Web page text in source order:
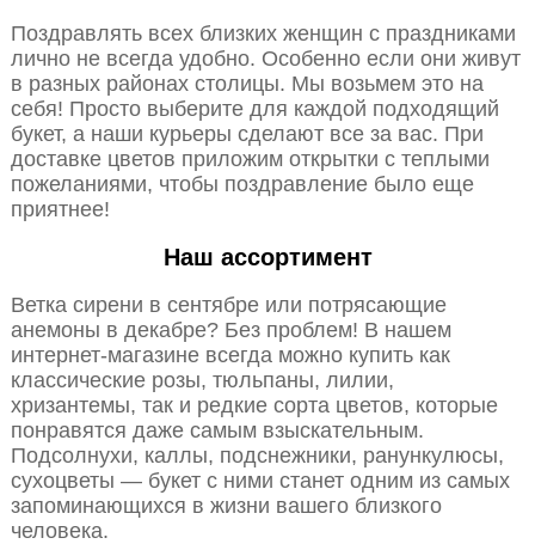
Поздравлять всех близких женщин с праздниками
лично не всегда удобно. Особенно если они живут
в разных районах столицы. Мы возьмем это на
себя! Просто выберите для каждой подходящий
букет, а наши курьеры сделают все за вас. При
доставке цветов приложим открытки с теплыми
пожеланиями, чтобы поздравление было еще
приятнее!
Наш ассортимент
Ветка сирени в сентябре или потрясающие
анемоны в декабре? Без проблем! В нашем
интернет-магазине всегда можно купить как
классические розы, тюльпаны, лилии,
хризантемы, так и редкие сорта цветов, которые
понравятся даже самым взыскательным.
Подсолнухи, каллы, подснежники, ранункулюсы,
сухоцветы — букет с ними станет одним из самых
запоминающихся в жизни вашего близкого
человека.